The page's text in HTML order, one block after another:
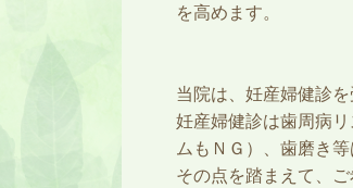
を高めます。
当院は、妊産婦健診
妊産婦健診は歯周病
ムもＮＧ）、歯磨き等
その点を踏まえて、